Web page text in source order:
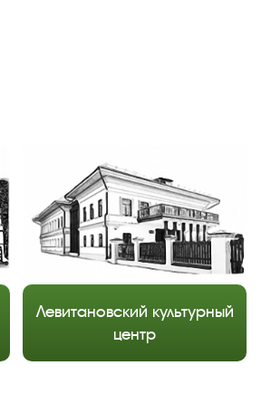
Левитановский культурный
центр